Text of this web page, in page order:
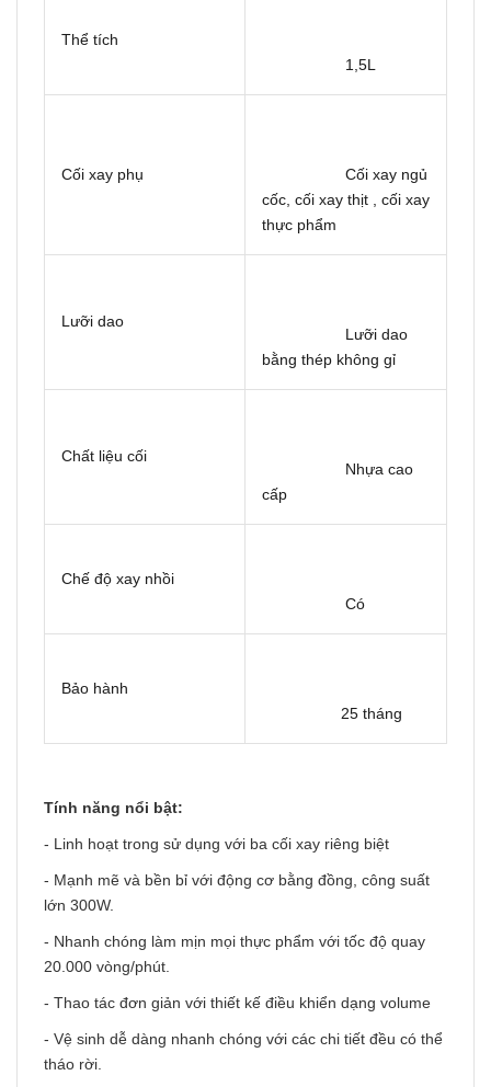
Thể tích
1,5L
Cối xay phụ
Cối xay ngủ
cốc, cối xay thịt , cối xay
thực phẩm
Lưỡi dao
Lưỡi dao
bằng thép không gỉ
Chất liệu cối
Nhựa cao
cấp
Chế độ xay nhồi
Có
Bảo hành
25 tháng
Tính năng nổi bật:
- Linh hoạt trong sử dụng với ba cối xay riêng biệt
- Mạnh mẽ và bền bỉ với động cơ bằng đồng, công suất
lớn 300W.
- Nhanh chóng làm mịn mọi thực phẩm với tốc độ quay
20.000 vòng/phút.
- Thao tác đơn giản với thiết kế điều khiển dạng volume
- Vệ sinh dễ dàng nhanh chóng với các chi tiết đều có thể
tháo rời.